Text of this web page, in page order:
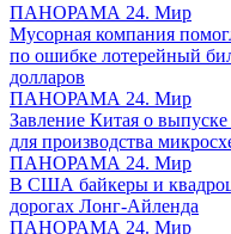
ПАНОРАМА 24. Мир
Мусорная компания
по ошибке лотерейный
долларов
ПАНОРАМА 24. Мир
Завление Китая о
для производства
ПАНОРАМА 24. Мир
В США байкеры и
дорогах Лонг-Айленда
ПАНОРАМА 24. Мир